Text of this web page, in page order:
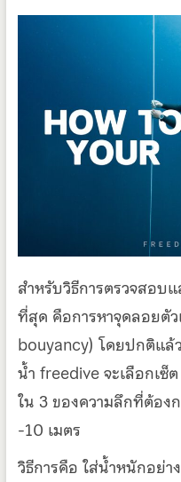
สำหรับวิธีการตรวจสอบ
ที่สุด คือการหาจุดลอยตั
bouyancy) โดยปกติแ
น้ำ freedive จะเลือกเ
ใน 3 ของความลึกที่ต้อง
-10 เมตร
วิธีการคือ ใส่น้ำหนักอย่า